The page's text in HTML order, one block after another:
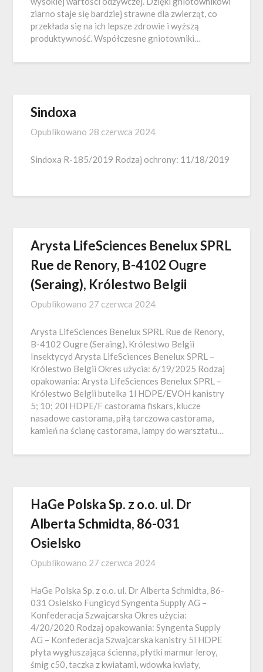
ziarno staje się bardziej strawne dla zwierząt, co
przekłada się na ich lepsze zdrowie i wyższą
produktywność. Współczesne gniotowniki…
Sindoxa
Opublikowano 28 czerwca 2024
Sindoxa R-185/2019 Rodzaj ochrony: 11/18/2019
Arysta LifeSciences Benelux SPRL
Rue de Renory, B-4102 Ougre
(Seraing), Królestwo Belgii
Opublikowano 27 czerwca 2024
Arysta LifeSciences Benelux SPRL Rue de Renory,
B-4102 Ougre (Seraing), Królestwo Belgii
Insektycyd Arysta LifeSciences Benelux SPRL –
Królestwo Belgii Okres użycia: 6/19/2025 Rodzaj
opakowania: Arysta LifeSciences Benelux SPRL –
Królestwo Belgii butelka 1l HDPE/EVOH kanistry
5; 10; 20l HDPE/F castorama fiskars, klucze
nasadowe castorama, piłą tarczowa castorama,
kamień na ścianę castorama, lampy do warsztatu…
HaGe Polska Sp. z o.o. ul. Dr
Alberta Schmidta, 86-031
Osielsko
Opublikowano 27 czerwca 2024
HaGe Polska Sp. z o.o. ul. Dr Alberta Schmidta, 86-
031 Osielsko Fungicyd Syngenta Supply AG –
Konfederacja Szwajcarska Okres użycia:
4/20/2020 Rodzaj opakowania: Syngenta Supply
AG – Konfederacja Szwajcarska kanistry 5l HDPE
płyta wygłuszająca ścienna, płytki marmur leroy,
śmig c50, taczka z kwiatami, wdowka kwiaty,